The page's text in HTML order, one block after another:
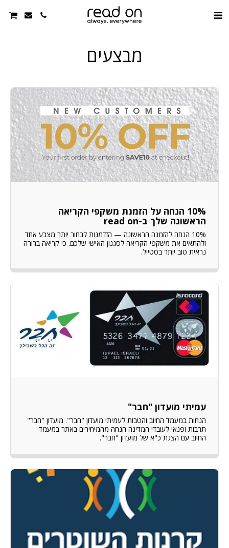
מבצעים
10% הנחה על הזמנת משקפי הקריאה
הראשונה שלך ב-read on
10% הנחה להזמנה הראשונה — הזדמנות לבחור יותר מצבע אחד
ולהתאים את משקפי הקריאה לסגנון האישי שלכם. כי קריאה ברורה
נראית טוב יותר בסטייל.
עמיתי מועדון "חבר"
הנחות במעמד החיוב והטבות לעמיתי מועדון "חבר". מועדון "חבר"
תרבות ופנאי לעובדי המדינה הנחה מהמיחירים באתר במעמד
החיוב עם הצגת כ"א של מועדון "חבר".